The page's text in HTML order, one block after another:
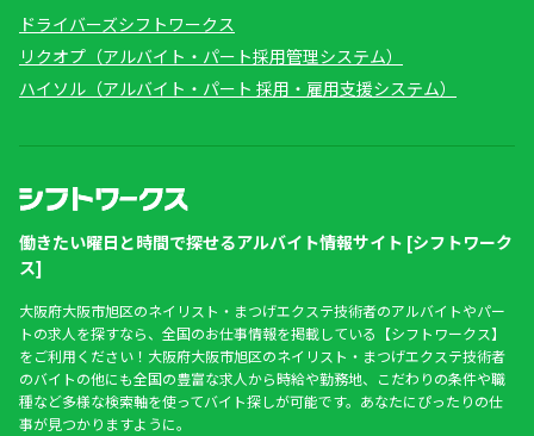
ドライバーズシフトワークス
リクオプ（アルバイト・パート採用管理システム）
ハイソル（アルバイト・パート 採用・雇用支援システム）
働きたい曜日と時間で探せるアルバイト情報サイト [シフトワーク
ス]
大阪府大阪市旭区のネイリスト・まつげエクステ技術者のアルバイトやパー
トの求人を探すなら、全国のお仕事情報を掲載している【シフトワークス】
をご利用ください！大阪府大阪市旭区のネイリスト・まつげエクステ技術者
のバイトの他にも全国の豊富な求人から時給や勤務地、こだわりの条件や職
種など多様な検索軸を使ってバイト探しが可能です。あなたにぴったりの仕
事が見つかりますように。